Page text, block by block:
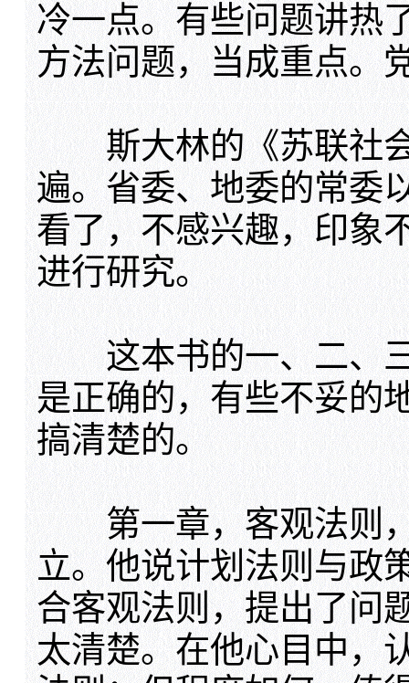
冷一点。有些问题讲热
方法问题，当成重点。
斯大林的《苏联社会
遍。省委、地委的常委
看了，不感兴趣，印象
进行研究。
这本书的一、二、三
是正确的，有些不妥的
搞清楚的。
第一章，客观法则，
立。他说计划法则与政
合客观法则，提出了问
太清楚。在他心目中，